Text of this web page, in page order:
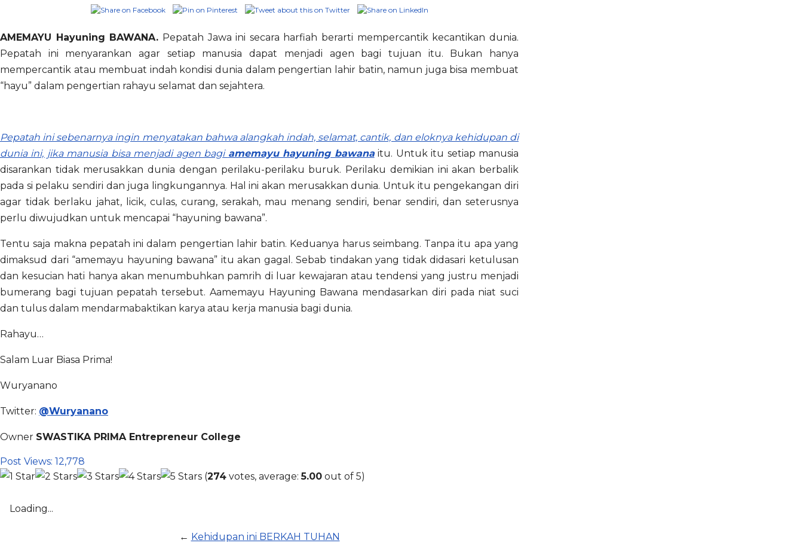
AMEMAYU Hayuning BAWANA. Pepatah Jawa ini secara harfiah berarti mempercantik kecantikan dunia.
Pepatah ini menyarankan agar setiap manusia dapat menjadi agen bagi tujuan itu. Bukan hanya
mempercantik atau membuat indah kondisi dunia dalam pengertian lahir batin, namun juga bisa membuat
“hayu” dalam pengertian rahayu selamat dan sejahtera.
Pepatah ini sebenarnya ingin menyatakan bahwa alangkah indah, selamat, cantik, dan eloknya kehidupan di
dunia ini, jika manusia bisa menjadi agen bagi amemayu hayuning bawanaitu. Untuk itu setiap manusia
disarankan tidak merusakkan dunia dengan perilaku-perilaku buruk. Perilaku demikian ini akan berbalik
pada si pelaku sendiri dan juga lingkungannya. Hal ini akan merusakkan dunia. Untuk itu pengekangan diri
agar tidak berlaku jahat, licik, culas, curang, serakah, mau menang sendiri, benar sendiri, dan seterusnya
perlu diwujudkan untuk mencapai “hayuning bawana”.
Tentu saja makna pepatah ini dalam pengertian lahir batin. Keduanya harus seimbang. Tanpa itu apa yang
dimaksud dari “amemayu hayuning bawana” itu akan gagal. Sebab tindakan yang tidak didasari ketulusan
dan kesucian hati hanya akan menumbuhkan pamrih di luar kewajaran atau tendensi yang justru menjadi
bumerang bagi tujuan pepatah tersebut. Aamemayu Hayuning Bawana mendasarkan diri pada niat suci
dan tulus dalam mendarmabaktikan karya atau kerja manusia bagi dunia.
Rahayu…
Salam Luar Biasa Prima!
Wuryanano
Twitter: @Wuryanano
Owner SWASTIKA PRIMA Entrepreneur College
Post Views: 12,778
(274 votes, average:5.00 out of 5)
Loading...
← Kehidupan ini BERKAH TUHAN